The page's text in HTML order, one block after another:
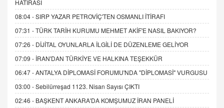
HATIRASI
08:04 -SIRP YAZAR PETROVİÇ'TEN OSMANLI İTİRAFI
07:31 -TÜRK TARİH KURUMU MEHMET AKİF'E NASIL BAKIYOR?
07:26 - DİJİTAL OYUNLARLA İLGİLİ DE DÜZENLEME GELİYOR
07:09 - İRAN'DAN TÜRKİYE VE HALKINA TEŞEKKÜR
06:47 -ANTALYA DİPLOMASİ FORUMU'NDA "DİPLOMASİ" VURGUSU
03:00 -Sebilürreşad 1123. Nisan Sayısı ÇIKTI
02:46 - BAŞKENT ANKARA'DA KOMŞUMUZ İRAN PANELİ